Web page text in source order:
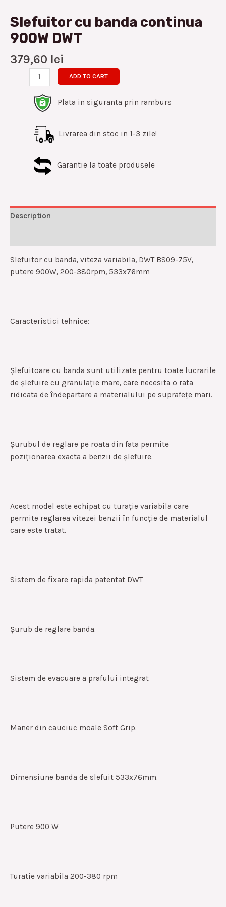
Slefuitor cu banda continua
900W DWT
379,60 lei
ADD TO CART
Plata in siguranta prin ramburs
Livrarea din stoc in 1-3 zile!
Garantie la toate produsele
Description
Slefuitor cu banda, viteza variabila, DWT BS09-75V,
putere 900W, 200-380rpm, 533x76mm
Caracteristici tehnice:
Șlefuitoare cu banda sunt utilizate pentru toate lucrarile
de șlefuire cu granulație mare, care necesita o rata
ridicata de îndepartare a materialului pe suprafețe mari.
Șurubul de reglare pe roata din fata permite
poziționarea exacta a benzii de șlefuire.
Acest model este echipat cu turație variabila care
permite reglarea vitezei benzii în funcție de materialul
care este tratat.
Sistem de fixare rapida patentat DWT
Șurub de reglare banda.
Sistem de evacuare a prafului integrat
Maner din cauciuc moale Soft Grip.
Dimensiune banda de slefuit 533x76mm.
Putere 900 W
Turatie variabila 200-380 rpm